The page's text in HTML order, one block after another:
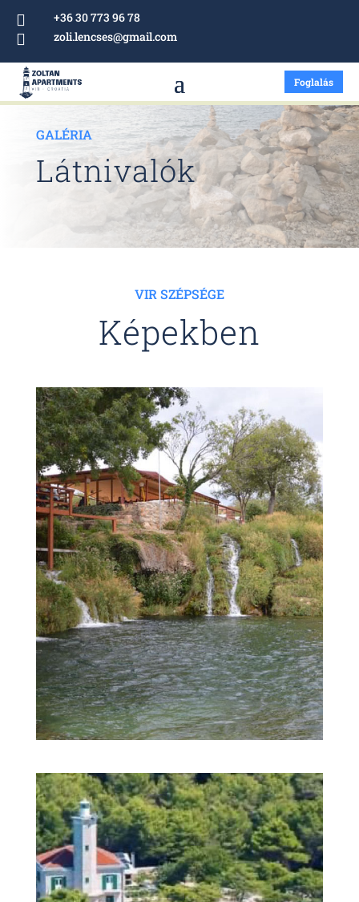
 +36 30 773 96 78
 zoli.lencses@gmail.com
Foglalás
GALÉRIA
Látnivalók
VIR SZÉPSÉGE
Képekben